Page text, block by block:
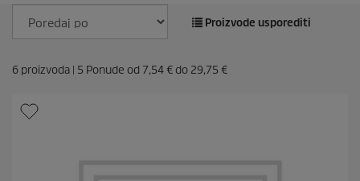
Proizvode usporediti
6 proizvoda | 5 Ponude od 7,54 €do 29,75 €